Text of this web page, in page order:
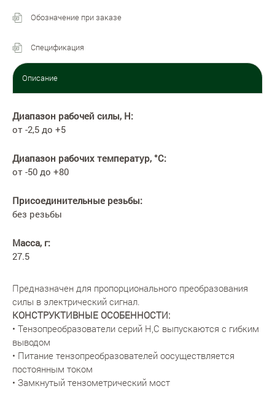
Описание
Обозначение при заказе
Спецификация
Диапазон рабочей силы, Н:
от -2,5 до +5
Диапазон рабочих температур, °С:
от -50 до +80
Присоединительные резьбы:
без резьбы
Масса, г:
27.5
Предназначен для пропорционального преобразования
силы в электрический сигнал.
КОНСТРУКТИВНЫЕ ОСОБЕННОСТИ:
• Тензопреобразователи серий Н,С выпускаются с гибким
выводом
• Питание тензопреобразователей оосуществляется
постоянным током
• Замкнутый тензометрический мост